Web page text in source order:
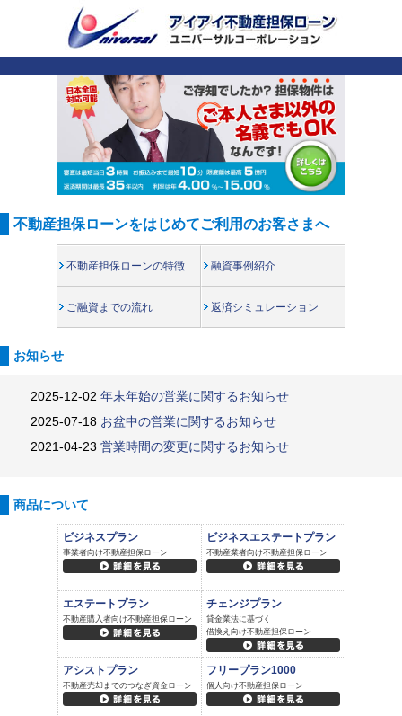
不動産担保ローンをはじめてご利用のお客さまへ
不動産担保ローンの特徴 融資事例紹介
ご融資までの流れ 返済シミュレーション
お知らせ
2025-12-02 年末年始の営業に関するお知らせ
2025-07-18 お盆中の営業に関するお知らせ
2021-04-23 営業時間の変更に関するお知らせ
商品について
ビジネスプラン
事業者向け不動産担保ローン
ビジネスエステートプラン
不動産業者向け不動産担保ローン
エステートプラン
不動産購入者向け不動産担保ローン
チェンジプラン
貸金業法に基づく
借換え向け不動産担保ローン
アシストプラン
不動産売却までのつなぎ資金ローン
フリープラン1000
個人向け不動産担保ローン